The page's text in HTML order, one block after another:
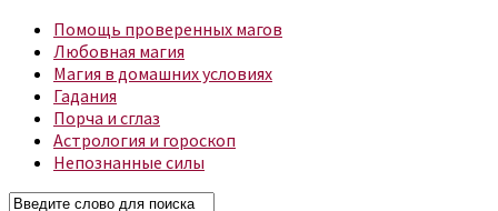
Помощь проверенных магов
Любовная магия
Магия в домашних условиях
Гадания
Порча и сглаз
Астрология и гороскоп
Непознанные силы